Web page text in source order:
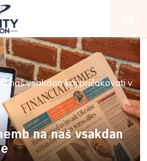
naš vsakdan kaj pričakovati v
na naš vsakdan